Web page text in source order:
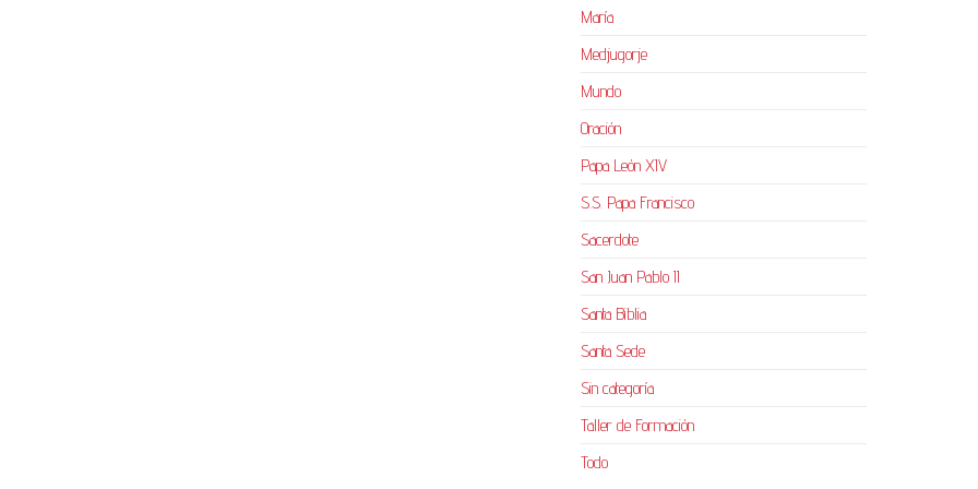
María
Medjugorje
Mundo
Oración
Papa León XIV
S.S. Papa Francisco
Sacerdote
San Juan Pablo II
Santa Biblia
Santa Sede
Sin categoría
Taller de Formación
Todo